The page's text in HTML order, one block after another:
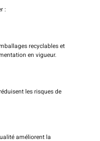
:
recyclables et
en vigueur.
les risques de
améliorent la